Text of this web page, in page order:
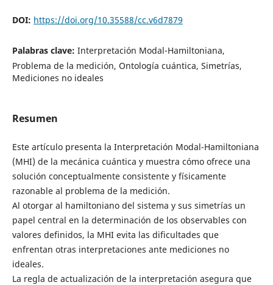
DOI: https://doi.org/10.35588/cc.v6d7879
Palabras clave: Interpretación Modal-Hamiltoniana,
Problema de la medición, Ontología cuántica, Simetrías,
Mediciones no ideales
Resumen
Este artículo presenta la Interpretación Modal-Hamiltoniana
(MHI) de la mecánica cuántica y muestra cómo ofrece una
solución conceptualmente consistente y físicamente
razonable al problema de la medición.
Al otorgar al hamiltoniano del sistema y sus simetrías un
papel central en la determinación de los observables con
valores definidos, la MHI evita las dificultades que
enfrentan otras interpretaciones ante mediciones no
ideales.
La regla de actualización de la interpretación asegura que